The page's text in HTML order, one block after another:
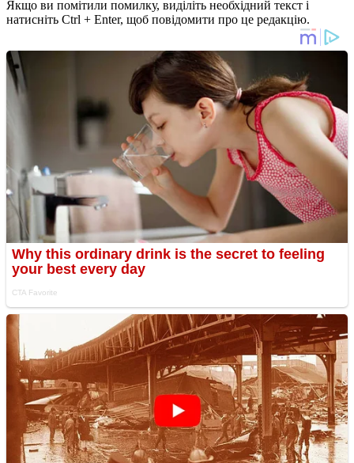
Якщо ви помітили помилку, виділіть необхідний текст і
натисніть Ctrl + Enter, щоб повідомити про це редакцію.